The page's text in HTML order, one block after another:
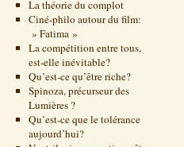
La théorie du complot
Ciné-philo autour du film:
» Fatima »
La compétition entre tous,
est-elle inévitable?
Qu’est-ce qu’être riche?
Spinoza, précurseur des
Lumières ?
Qu’est-ce que le tolérance
aujourd’hui?